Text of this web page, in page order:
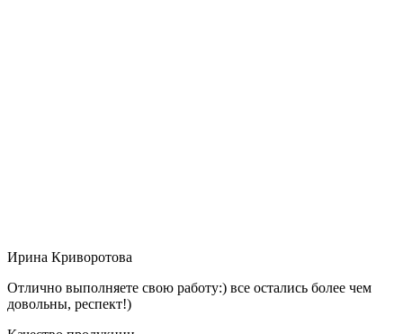
Ирина Криворотова
Отлично выполняете свою работу:) все остались более чем
довольны, респект!)